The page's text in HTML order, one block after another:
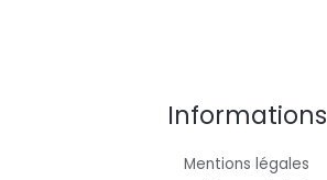
Informations
Mentions légales